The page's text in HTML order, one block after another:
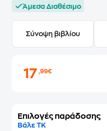
Άμεσα Διαθέσιμο
Σύνοψη βιβλίου
17,99€
Επιλογές παράδοσης
Βάλε ΤΚ